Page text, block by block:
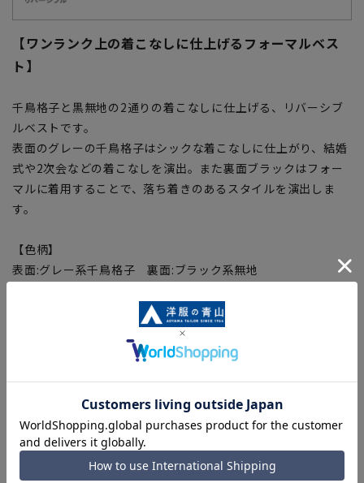
【ワンランク上の着こなしに仕上げるフォーマルベス
ト】
千鳥格子と黒無地の2通りの着こなしに仕上げる、リバーシブ
ルベストです。
表面のグレーの千鳥格子はシックな着こなしに仕上がり、結婚
式や2次会などの着こなしを演出。また裏面ブラックはフォー
マルに着用することで、落ち着きのあるスタイルを演出しま
す。
【色柄】
表面:グレー系千鳥格子 裏面:ブラック系無地
■サイズ表を確認の上、ご購入の目安としてご利用ください。
■ブラウザやお使いのモニター環境、室内外等の撮影時の環境
■生地や仕様・デザインにより、着用感や実際のサイズ表に若
干の誤差が生じる場合がございます。予めご了承ください。
■店舗や各モールサイトと商品在庫を共有しております関係
上、ご注文いただいたタイミングにより欠品が発生し、ご注文